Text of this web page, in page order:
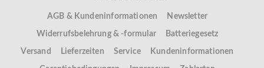
AGB & Kundeninformationen Newsletter
Widerrufsbelehrung & -formular Batteriegesetz
Versand Lieferzeiten Service Kundeninformationen